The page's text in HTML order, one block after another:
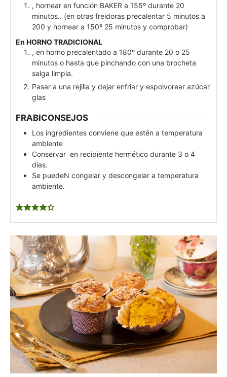
, hornear en función BAKER a 155º durante 20
minutos.. (en otras freidoras precalentar 5 minutos a
200 y hornear a 150º 25 minutos y comprobar)
En HORNO TRADICIONAL
, en horno precalentado a 180º durante 20 o 25
minutos o hasta que pinchando con una brocheta
salga limpia.
Pasar a una rejilla y dejar enfriar y espolvorear azúcar
glas
FRABICONSEJOS
Los ingredientes conviene que estén a temperatura
ambiente
Conservar en recipiente hermético durante 3 o 4
días.
Se puedeN congelar y descongelar a temperatura
ambiente.